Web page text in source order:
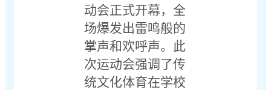
动会正式开幕，全
场爆发出雷鸣般的
掌声和欢呼声。此
次运动会强调了传
统文化体育在学校